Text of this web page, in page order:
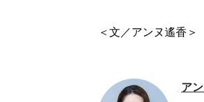
＜文／アンヌ遙香＞
ア